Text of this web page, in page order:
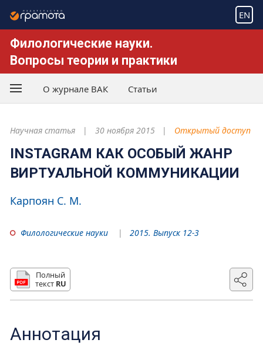
EN
Филологические науки.
Вопросы теории и практики
О журнале ВАК Статьи
Научная статья 30 ноября 2015 Открытый доступ
INSTAGRAM КАК ОСОБЫЙ ЖАНР
ВИРТУАЛЬНОЙ КОММУНИКАЦИИ
Карпоян С. М.
Филологические науки 2015. Выпуск 12-3
Полный
текст RU
Аннотация